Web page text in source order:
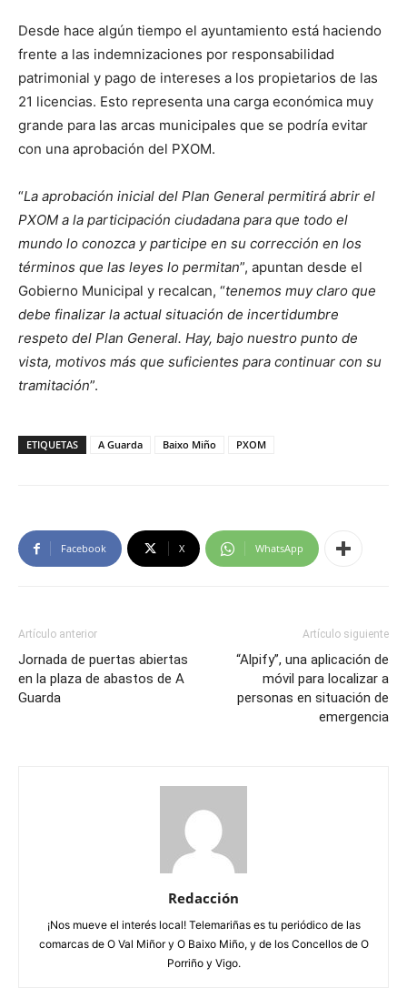
Desde hace algún tiempo el ayuntamiento está haciendo
frente a las indemnizaciones por responsabilidad
patrimonial y pago de intereses a los propietarios de las
21 licencias. Esto representa una carga económica muy
grande para las arcas municipales que se podría evitar
con una aprobación del PXOM.
“La aprobación inicial del Plan General permitirá abrir el
PXOM a la participación ciudadana para que todo el
mundo lo conozca y participe en su corrección en los
términos que las leyes lo permitan”, apuntan desde el
Gobierno Municipal y recalcan, “tenemos muy claro que
debe finalizar la actual situación de incertidumbre
respeto del Plan General. Hay, bajo nuestro punto de
vista, motivos más que suficientes para continuar con su
tramitación”.
ETIQUETAS A Guarda Baixo Miño PXOM
Facebook X WhatsApp
Artículo anterior
Jornada de puertas abiertas
en la plaza de abastos de A
Guarda
Artículo siguiente
“Alpify”, una aplicación de
móvil para localizar a
personas en situación de
emergencia
Redacción
¡Nos mueve el interés local! Telemariñas es tu periódico de las
comarcas de O Val Miñor y O Baixo Miño, y de los Concellos de O
Porriño y Vigo.